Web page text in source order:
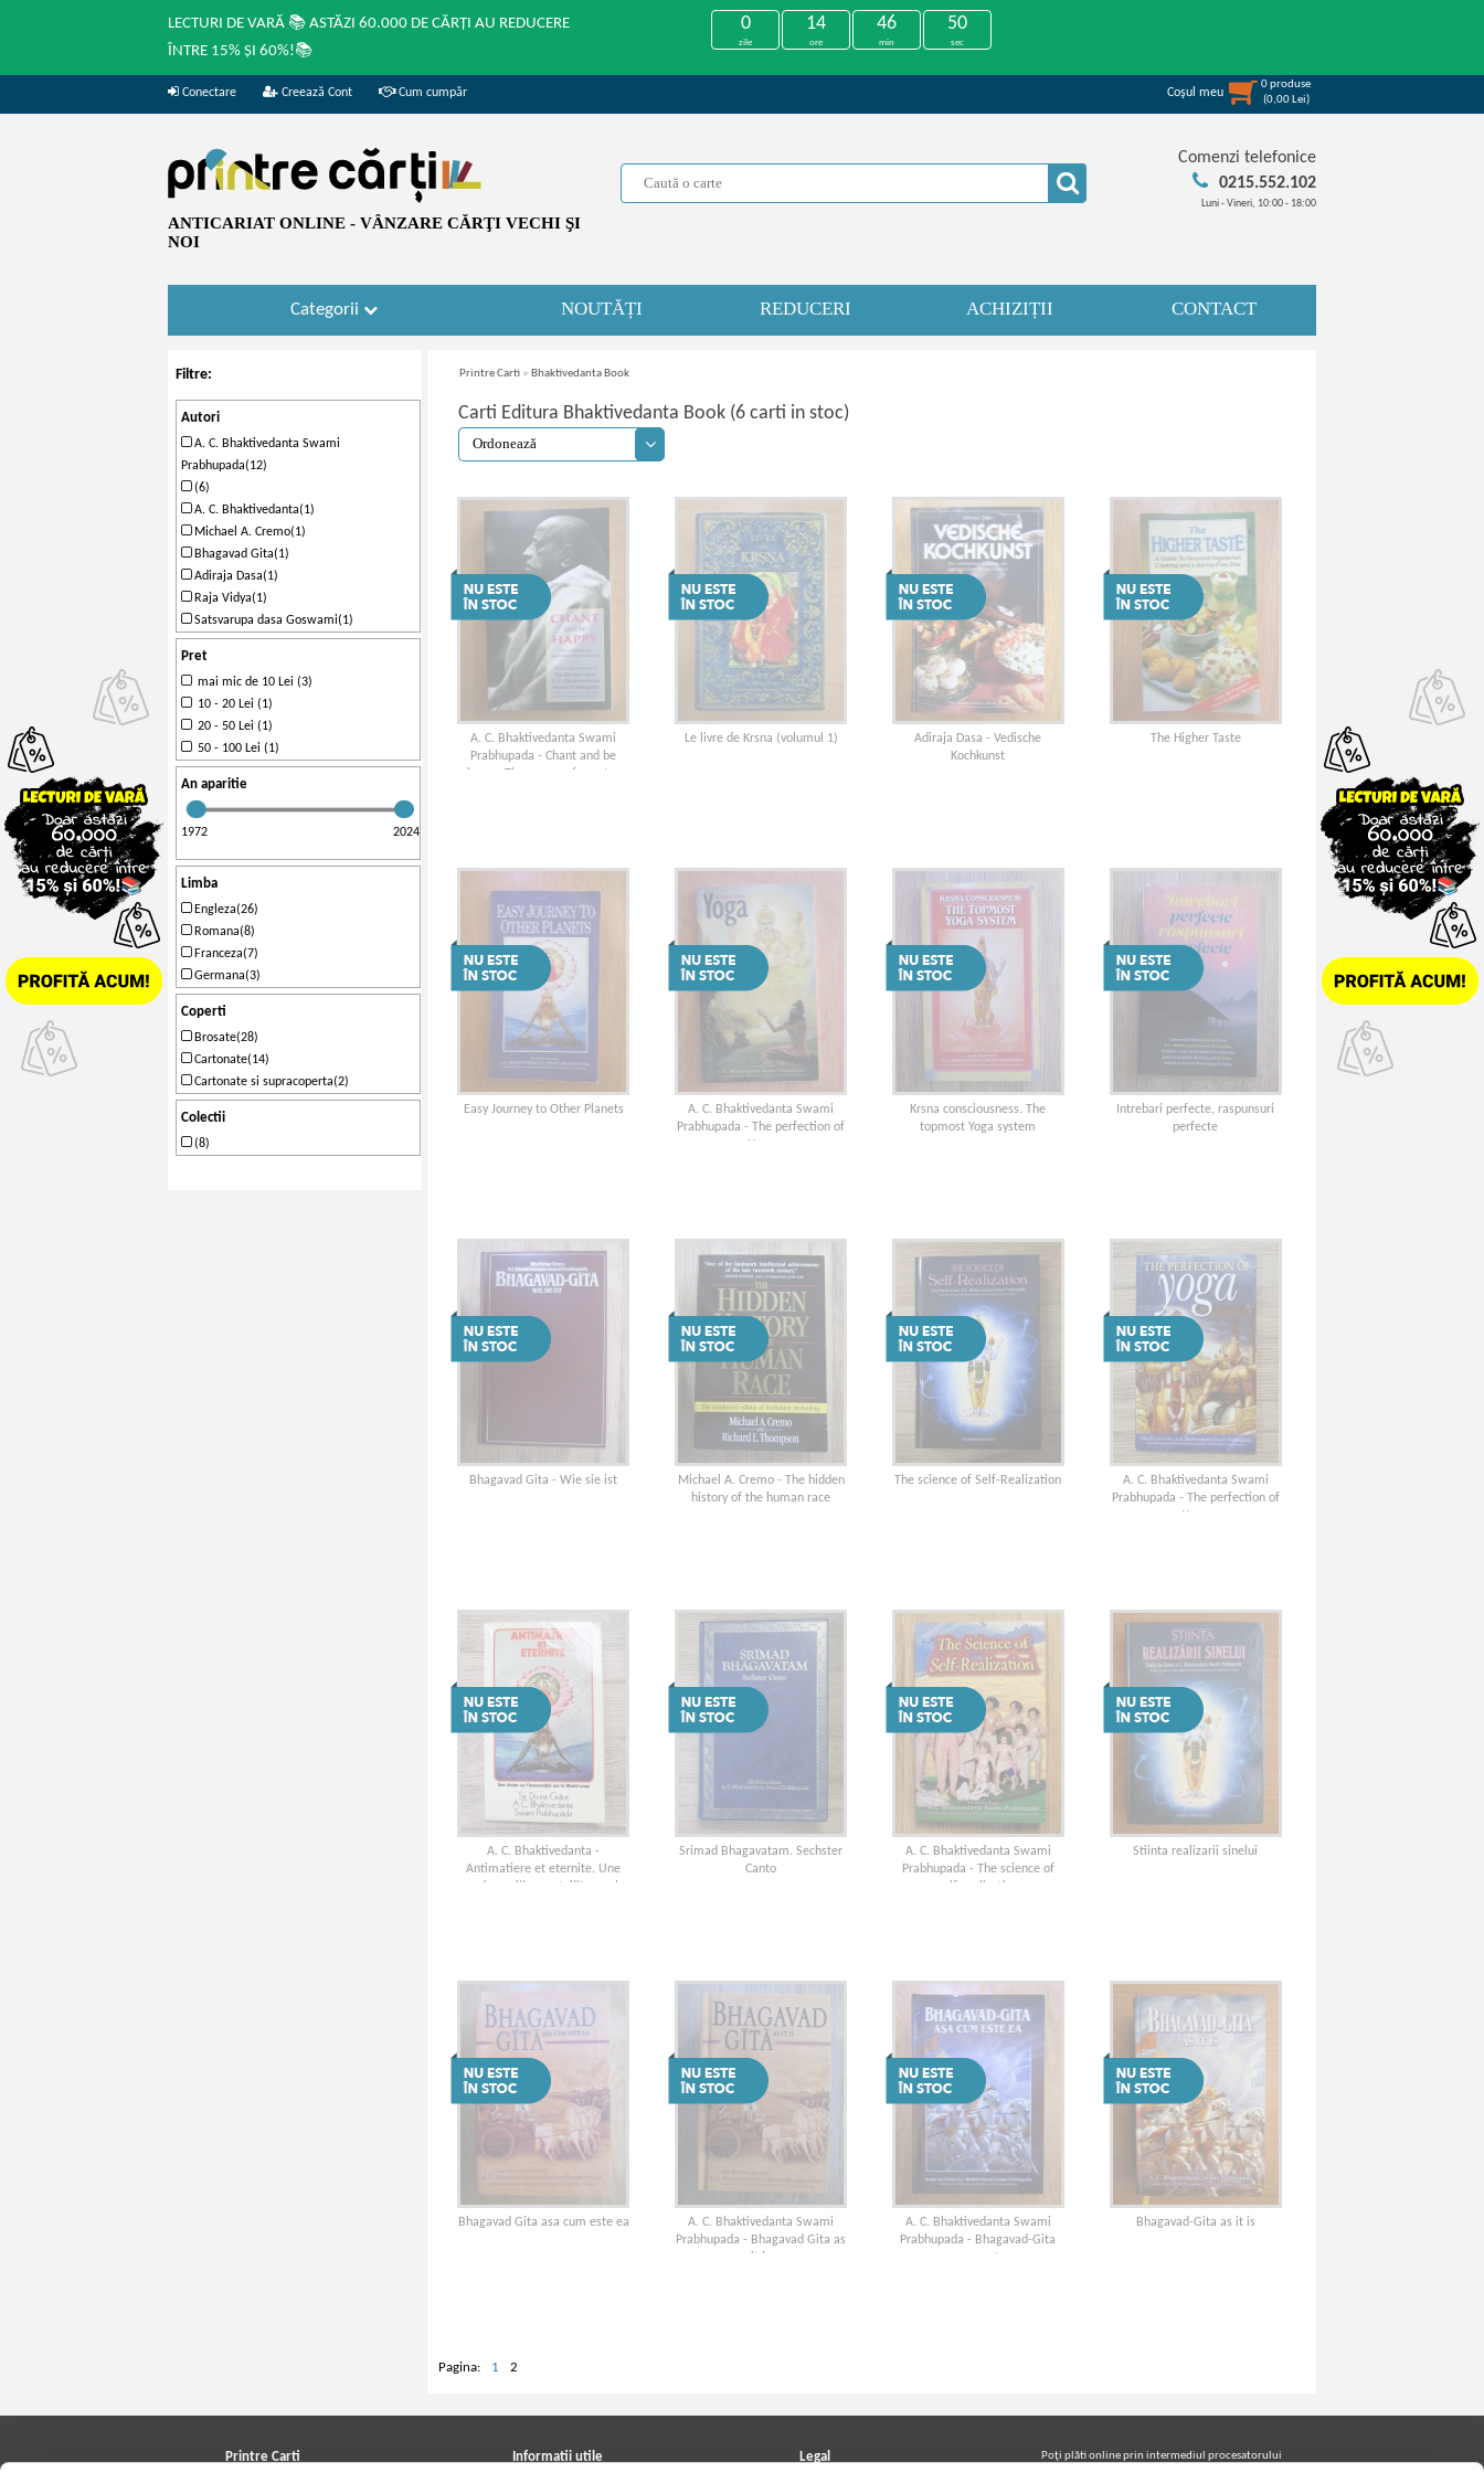
LECTURI DE VARĂ 📚 ASTĂZI 60.000 DE CĂRȚI AU REDUCERE
ÎNTRE 15% ȘI 60%!📚
0
zile
14
ore
46
min
50
sec
Conectare Creează Cont Cum cumpăr Coşul meu
0produse
(0,00 Lei)
ANTICARIAT ONLINE - VÂNZARE CĂRŢI VECHI ŞI
NOI
Comenzi telefonice
0215.552.102
Luni - Vineri, 10:00 - 18:00
Categorii NOUTĂȚI REDUCERI ACHIZIȚII CONTACT
Filtre:
Autori
A. C. Bhaktivedanta Swami
Prabhupada(12)
(6)
A. C. Bhaktivedanta(1)
Michael A. Cremo(1)
Bhagavad Gita(1)
Adiraja Dasa(1)
Raja Vidya(1)
Satsvarupa dasa Goswami(1)
Pret
mai mic de 10 Lei (3)
10 - 20 Lei (1)
20 - 50 Lei (1)
50 - 100 Lei (1)
An aparitie
1972 2024
Limba
Engleza(26)
Romana(8)
Franceza(7)
Germana(3)
Coperti
Brosate(28)
Cartonate(14)
Cartonate si supracoperta(2)
Colectii
(8)
Printre Carti » Bhaktivedanta Book
Carti Editura Bhaktivedanta Book (6 carti in stoc)
A. C. Bhaktivedanta Swami
Prabhupada - Chant and be
happy. The power of mantra
Le livre de Krsna (volumul 1)
Adiraja Dasa - Vedische
Kochkunst
The Higher Taste
Easy Journey to Other Planets
A. C. Bhaktivedanta Swami
Prabhupada - The perfection of
Yoga
Krsna consciousness. The
topmost Yoga system
Intrebari perfecte, raspunsuri
perfecte
Bhagavad Gita - Wie sie ist
Michael A. Cremo - The hidden
history of the human race
The science of Self-Realization
A. C. Bhaktivedanta Swami
Prabhupada - The perfection of
Yoga
A. C. Bhaktivedanta -
Antimatiere et eternite. Une
erude sur l'immortallite par le
Srimad Bhagavatam. Sechster
Canto
A. C. Bhaktivedanta Swami
Prabhupada - The science of
self-realization
Stiinta realizarii sinelui
Bhagavad Gita asa cum este ea
A. C. Bhaktivedanta Swami
Prabhupada - Bhagavad Gita as
it is
A. C. Bhaktivedanta Swami
Prabhupada - Bhagavad-Gita
asa cum este ea
Bhagavad-Gita as it is
Pagina: 1 2
Printre Carti Informatii utile Legal
Poţi plăti online prin intermediul procesatorului